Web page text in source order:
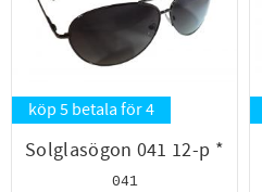
köp 5 betala för 4
Solglasögon 041 12-p *
041